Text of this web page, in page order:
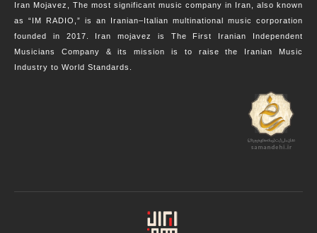
Iran Mojavez, The most significant music company in Iran, also known
as “IM RADIO,” is an Iranian–Italian multinational music corporation
founded in 2017. Iran mojavez is The First Iranian Independent
Musicians Company & its mission is to raise the Iranian Music
Industry to World Standards.